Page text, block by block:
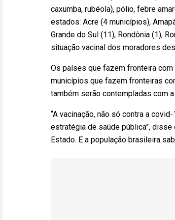
caxumba, rubéola), pólio, febre
estados: Acre (4 municípios),
Grande do Sul (11), Rondônia (1),
situação vacinal dos moradores
Os países que fazem fronteira
municípios que fazem fronteiras
também serão contempladas com a
“A vacinação, não só contra a
estratégia de saúde pública”,
Estado. E a população brasileira